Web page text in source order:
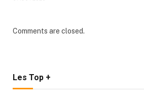
Comments are closed.
Les Top +